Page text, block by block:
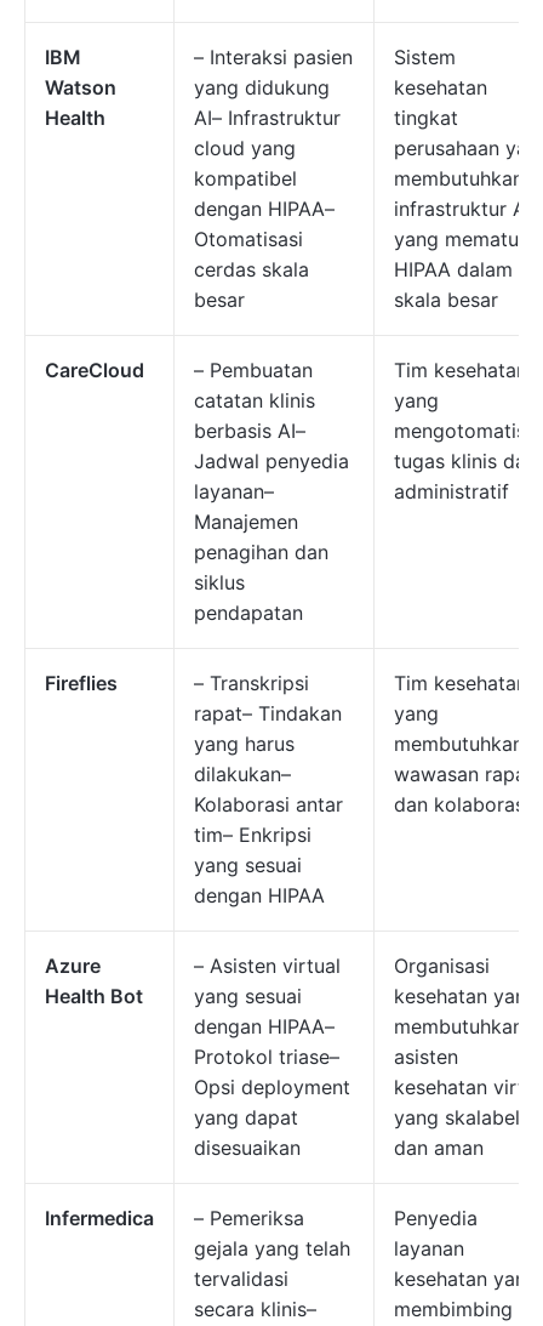
IBM
Watson
Health
– Interaksi pasien
yang didukung
AI– Infrastruktur
cloud yang
kompatibel
dengan HIPAA–
Otomatisasi
cerdas skala
besar
Sistem
kesehatan
tingkat
perusahaan
membutuhkan
infrastruktur AI
yang mematuhi
HIPAA dalam
skala besar
CareCloud
– Pembuatan
catatan klinis
berbasis AI–
Jadwal penyedia
layanan–
Manajemen
penagihan dan
siklus
pendapatan
Tim kesehatan
yang
tugas klinis dan
administratif
Fireflies
– Transkripsi
rapat– Tindakan
yang harus
dilakukan–
Kolaborasi antar
tim– Enkripsi
yang sesuai
dengan HIPAA
Tim kesehatan
yang
membutuhkan
wawasan rapat
dan kolaborasi
Azure
Health Bot
– Asisten virtual
yang sesuai
dengan HIPAA–
Protokol triase–
Opsi deployment
yang dapat
disesuaikan
Organisasi
kesehatan yang
membutuhkan
asisten
kesehatan
yang skalabel
dan aman
Infermedica
– Pemeriksa
gejala yang telah
tervalidasi
secara klinis–
Penyedia
layanan
kesehatan yang
membimbing